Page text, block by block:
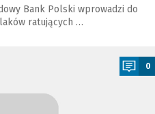
Bank Polski wprowadzi do
ratujących …
0